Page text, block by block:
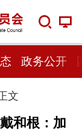
政务公开
文
和根：加